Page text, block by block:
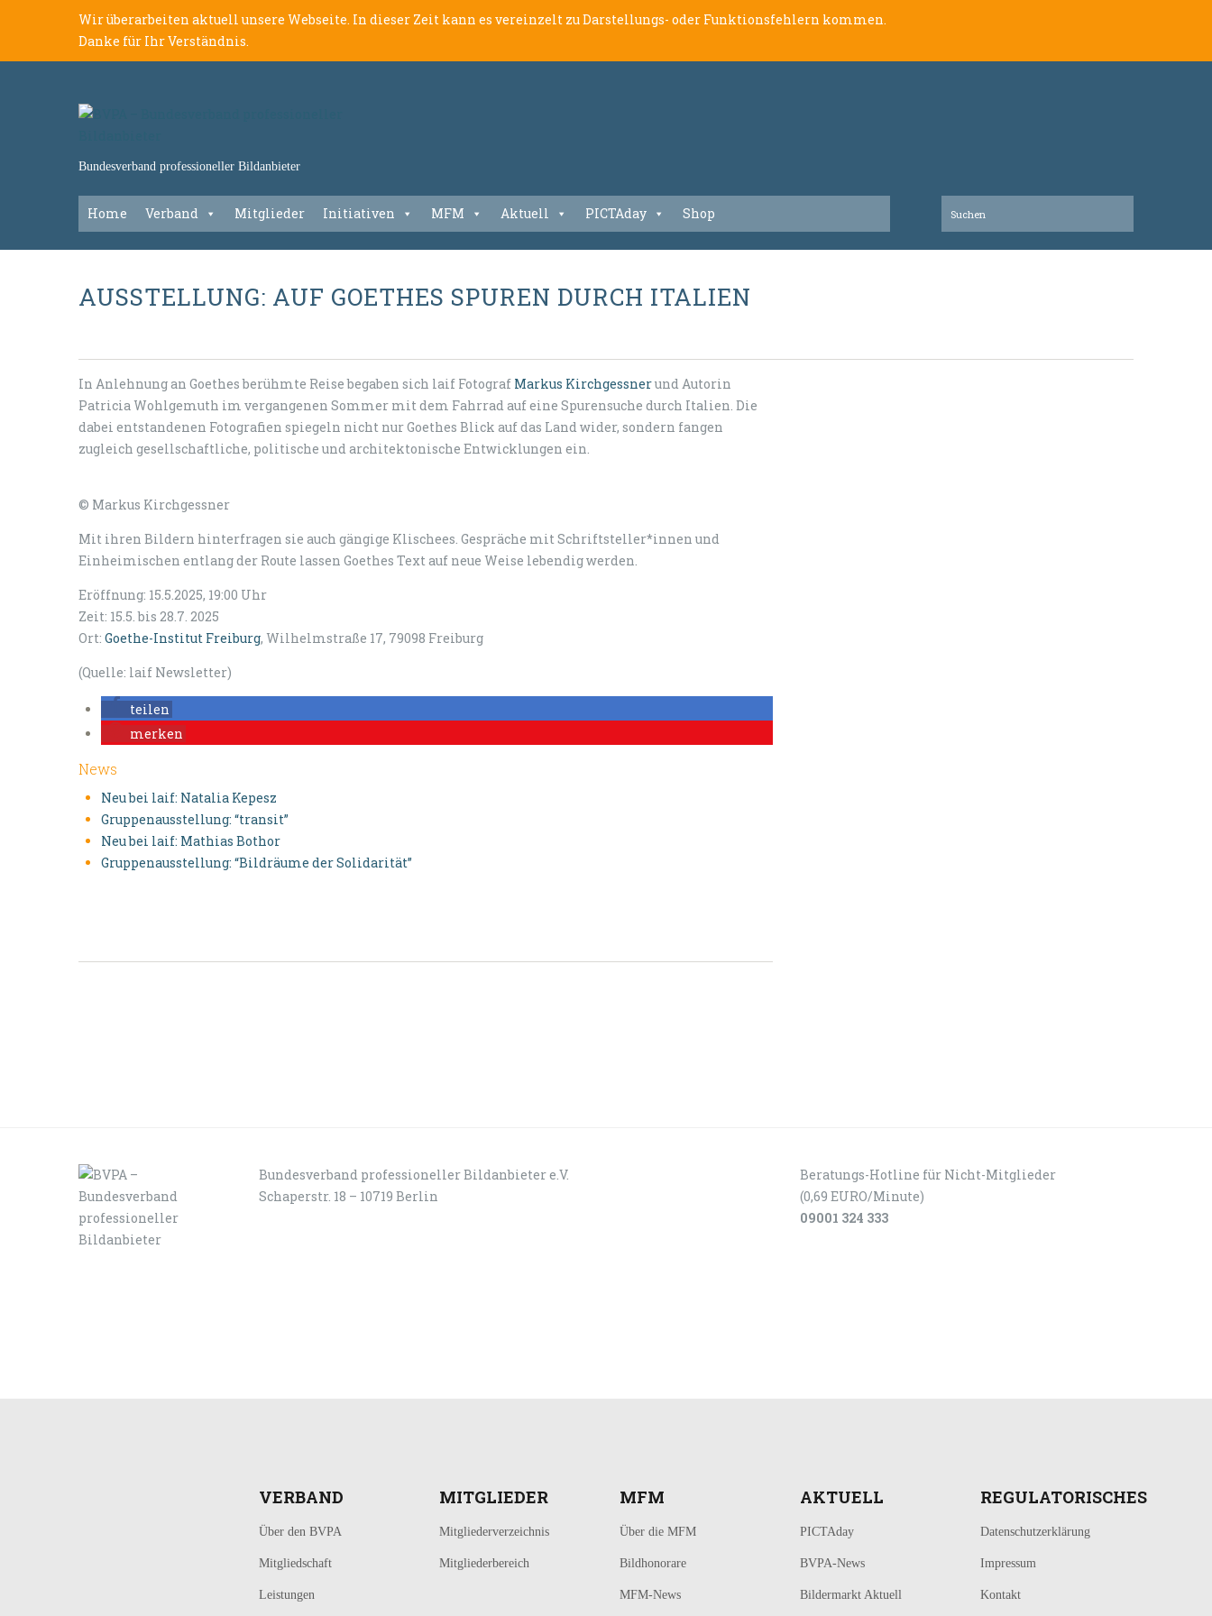
Wir überarbeiten aktuell unsere Webseite. In dieser Zeit kann es vereinzelt zu Darstellungs- oder Funktionsfehlern kommen.
Danke für Ihr Verständnis.
Bundesverband professioneller Bildanbieter
Home Verband Mitglieder Initiativen MFM Aktuell PICTAday Shop
AUSSTELLUNG: AUF GOETHES SPUREN DURCH ITALIEN
In Anlehnung an Goethes berühmte Reise begaben sich laif Fotograf Markus Kirchgessnerund Autorin
Patricia Wohlgemuth im vergangenen Sommer mit dem Fahrrad auf eine Spurensuche durch Italien. Die
dabei entstandenen Fotografien spiegeln nicht nur Goethes Blick auf das Land wider, sondern fangen
zugleich gesellschaftliche, politische und architektonische Entwicklungen ein.
© Markus Kirchgessner
Mit ihren Bildern hinterfragen sie auch gängige Klischees. Gespräche mit Schriftsteller*innen und
Einheimischen entlang der Route lassen Goethes Text auf neue Weise lebendig werden.
Eröffnung: 15.5.2025, 19:00 Uhr
Zeit: 15.5. bis 28.7. 2025
Ort: Goethe-Institut Freiburg, Wilhelmstraße 17, 79098 Freiburg
(Quelle: laif Newsletter)
teilen
merken
News
Neu bei laif: Natalia Kepesz
Gruppenausstellung: “transit”
Neu bei laif: Mathias Bothor
Gruppenausstellung: “Bildräume der Solidarität”
Bundesverband professioneller Bildanbieter e.V.
Schaperstr. 18 – 10719 Berlin
Beratungs-Hotline für Nicht-Mitglieder
(0,69 EURO/Minute)
09001 324 333
VERBAND
Über den BVPA
Mitgliedschaft
Leistungen
MITGLIEDER
Mitgliederverzeichnis
Mitgliederbereich
MFM
Über die MFM
Bildhonorare
MFM-News
AKTUELL
PICTAday
BVPA-News
Bildermarkt Aktuell
REGULATORISCHES
Datenschutzerklärung
Impressum
Kontakt